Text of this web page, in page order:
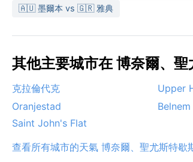
🇦🇺 墨爾本 vs 🇬🇷 雅典
其他主要城市在 博奈爾、
克拉倫代克 Upper
Oranjestad
Belnem
Saint John's Flat
查看所有城市的天氣 博奈爾、聖尤斯特歇